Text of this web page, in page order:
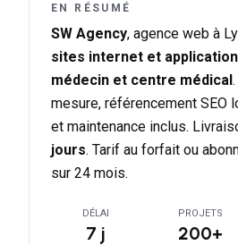
EN RÉSUMÉ
SW Agency, agence web à
sites internet et
médecin et centre médical
mesure, référencement SEO
et maintenance inclus.
jours. Tarif au forfait ou
sur 24 mois.
DÉLAI
7 j
PROJETS
200+